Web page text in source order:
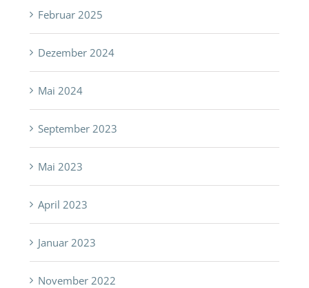
Februar 2025
Dezember 2024
Mai 2024
September 2023
Mai 2023
April 2023
Januar 2023
November 2022